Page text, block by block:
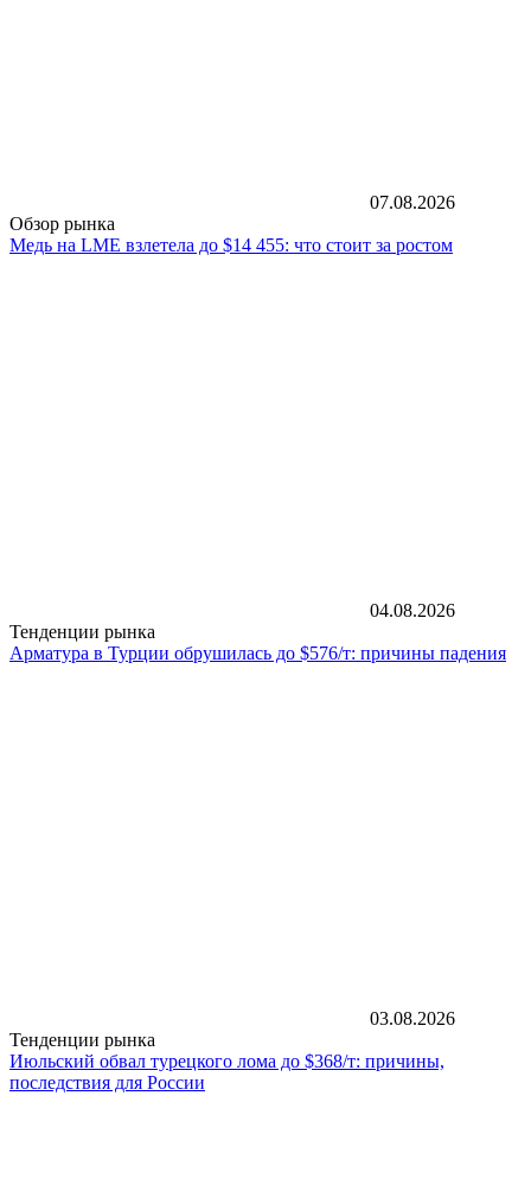
07.08.2026
Обзор рынка
Медь на LME взлетела до $14 455: что стоит за ростом
04.08.2026
Тенденции рынка
Арматура в Турции обрушилась до $576/т: причины падения
03.08.2026
Тенденции рынка
Июльский обвал турецкого лома до $368/т: причины,
последствия для России